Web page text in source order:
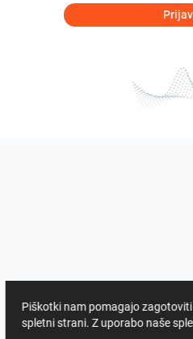
Piškotki nam pomagajo
spletni strani. Z uporabo naše